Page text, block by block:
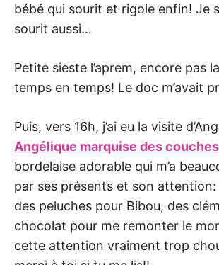
bébé qui sourit et rigole enfin! Je
sourit aussi…
Petite sieste l’aprem, encore pas
temps en temps! Le doc m’avait
Puis, vers 16h, j’ai eu la visite
Angélique marquise des couches
bordelaise adorable qui m’a
par ses présents et son attention:
des peluches pour Bibou, des
chocolat pour me remonter le
cette attention vraiment trop